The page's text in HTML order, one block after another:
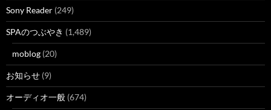
Sony Reader (249)
SPAのつぶやき (1,489)
moblog (20)
お知らせ (9)
オーディオ一般 (674)